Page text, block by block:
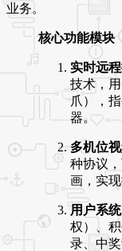
业务。
核心功能模块
实时远
技术，
爪），
器。
多机位
种协议
画，实
用户系统
权）、
录、中